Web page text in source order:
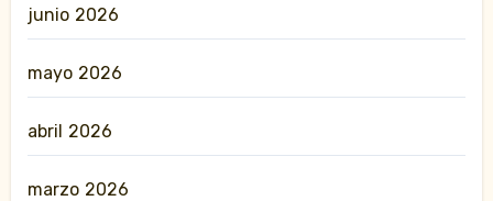
junio 2026
mayo 2026
abril 2026
marzo 2026